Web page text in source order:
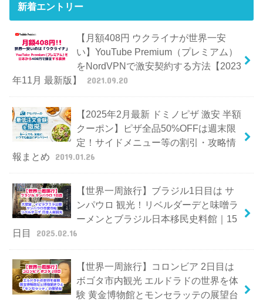
新着エントリー
【月額408円 ウクライナが世界一安
い】YouTube Premium（プレミアム）
をNordVPNで激安契約する方法【2023
年11月 最新版】
2021.09.20
【2025年2月最新 ドミノピザ 激安 半額
クーポン】ピザ全品50%OFFは週末限
定！サイドメニュー等の割引・攻略情
報まとめ
2019.01.26
【世界一周旅行】ブラジル1日目は サ
ンパウロ 観光！リベルダーデと味噌ラ
ーメンとブラジル日本移民史料館｜15
日目
2025.02.16
【世界一周旅行】コロンビア 2日目は
ボゴタ市内観光 エルドラドの世界を体
験 黄金博物館とモンセラッテの展望台